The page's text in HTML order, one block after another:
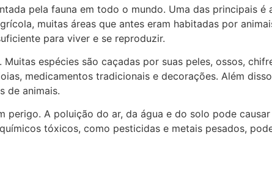
pela fauna em todo o mundo. Uma das principais é
muitas áreas que antes eram habitadas por
para viver e se reproduzir.
espécies são caçadas por suas peles, ossos,
medicamentos tradicionais e decorações. Além
de animais.
A poluição do ar, da água e do solo pode
tóxicos, como pesticidas e metais pesados,